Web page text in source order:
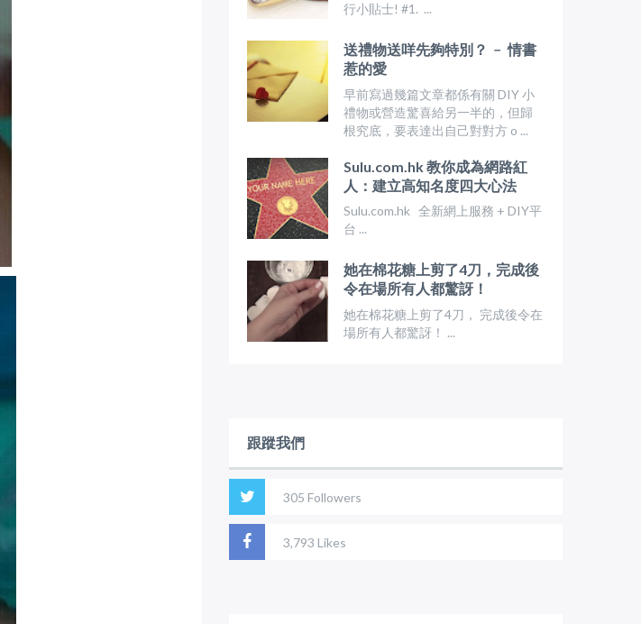
行小貼士! #1. ...
送禮物送咩先夠特別？ ﹣ 情書
惹的愛
早前寫過幾篇文章都係有關 DIY 小
禮物或營造驚喜給另一半的，但歸
根究底，要表達出自己對對方 o ...
Sulu.com.hk 教你成為網路紅
人：建立高知名度四大心法
Sulu.com.hk 全新網上服務 + DIY平
台 ...
她在棉花糖上剪了4刀，完成後
令在場所有人都驚訝！
她在棉花糖上剪了4刀， 完成後令在
場所有人都驚訝！ ...
跟蹤我們
305 Followers
3,793 Likes